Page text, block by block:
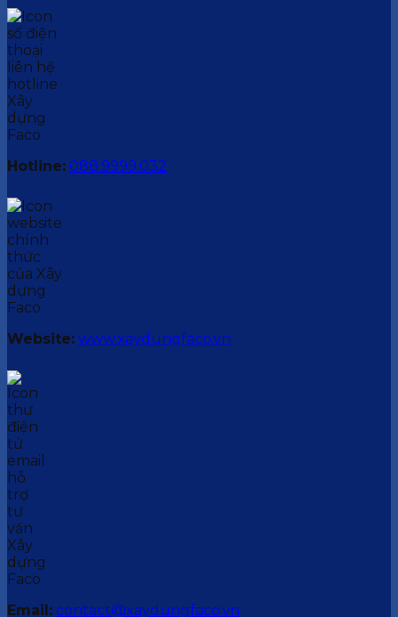
Hotline: 088.9999.032
Website: www.xaydungfaco.vn
Email: contact@xaydungfaco.vn